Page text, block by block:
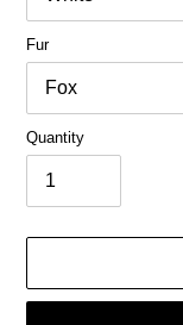
Fur
Quantity